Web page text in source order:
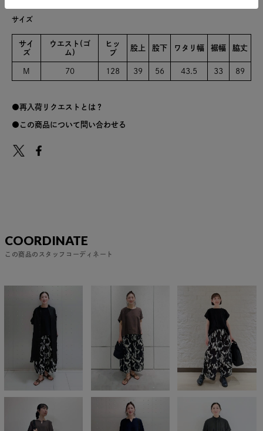
サイズ
サイ
ズ
ウエスト(ゴ
ム)
ヒッ
プ
股上 股下 ワタリ幅 裾幅 脇丈
M 70 128 39 56 43.5 33 89
再入荷リクエストとは？
この商品について問い合わせる
COORDINATE
この商品のスタッフコーディネート